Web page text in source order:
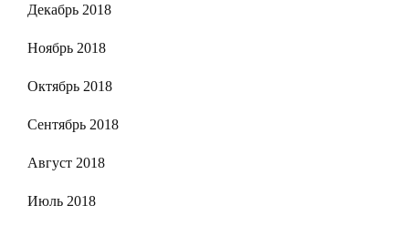
Декабрь 2018
Ноябрь 2018
Октябрь 2018
Сентябрь 2018
Август 2018
Июль 2018